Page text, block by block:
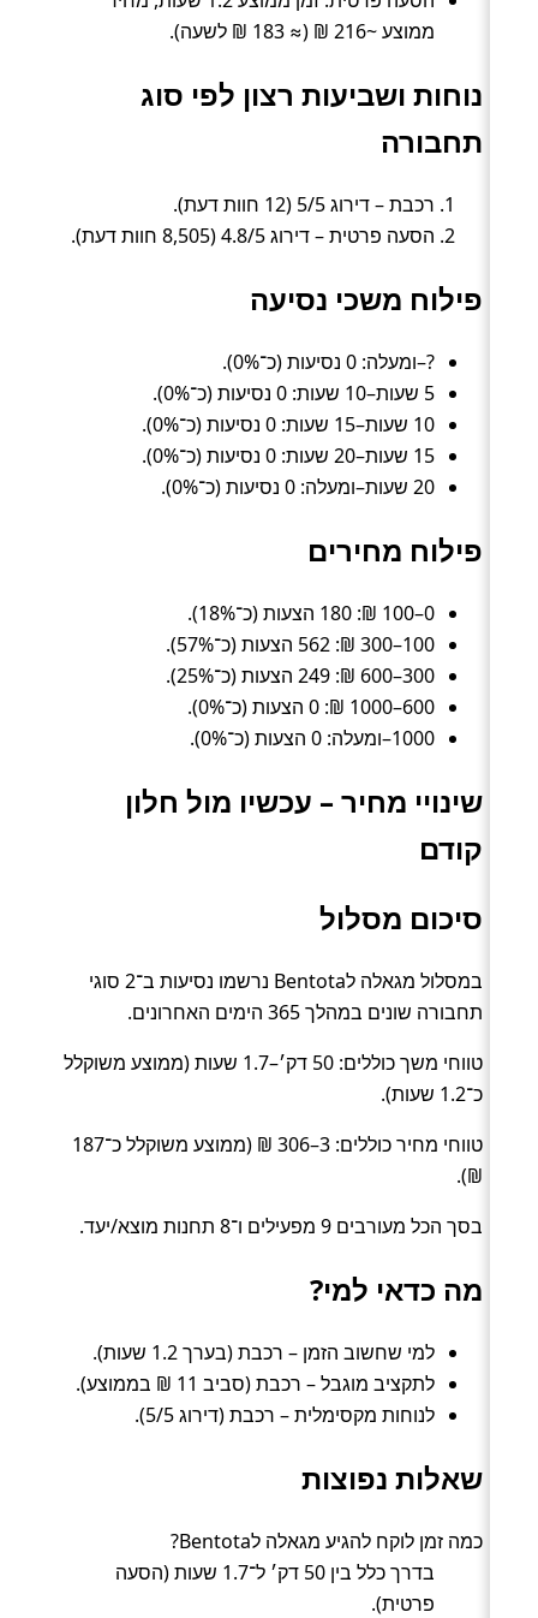
ממוצע ~216 ₪ (≈ 183 ₪ לשעה).
נוחות ושביעות רצון לפי סוג
תחבורה
רכבת – דירוג 5/5 (12 חוות דעת).
הסעה פרטית – דירוג 4.8/5 (8,505 חוות דעת).
פילוח משכי נסיעה
?–ומעלה: 0 נסיעות (כ־0%).
5 שעות–10 שעות: 0 נסיעות (כ־0%).
10 שעות–15 שעות: 0 נסיעות (כ־0%).
15 שעות–20 שעות: 0 נסיעות (כ־0%).
20 שעות–ומעלה: 0 נסיעות (כ־0%).
פילוח מחירים
0–100 ₪: 180 הצעות (כ־18%).
100–300 ₪: 562 הצעות (כ־57%).
300–600 ₪: 249 הצעות (כ־25%).
600–1000 ₪: 0 הצעות (כ־0%).
1000–ומעלה: 0 הצעות (כ־0%).
שינויי מחיר – עכשיו מול חלון
קודם
סיכום מסלול
במסלול מגאלה לBentota נרשמו נסיעות ב־2 סוגי
תחבורה שונים במהלך 365 הימים האחרונים.
טווחי משך כוללים: 50 דק׳–1.7 שעות (ממוצע משוקלל
כ־1.2 שעות).
טווחי מחיר כוללים: 3–306 ₪ (ממוצע משוקלל כ־187
₪).
בסך הכל מעורבים 9 מפעילים ו־8 תחנות מוצא/יעד.
מה כדאי למי?
למי שחשוב הזמן – רכבת (בערך 1.2 שעות).
לתקציב מוגבל – רכבת (סביב 11 ₪ בממוצע).
לנוחות מקסימלית – רכבת (דירוג 5/5).
שאלות נפוצות
כמה זמן לוקח להגיע מגאלה לBentota?
בדרך כלל בין 50 דק׳ ל־1.7 שעות (הסעה
פרטית).